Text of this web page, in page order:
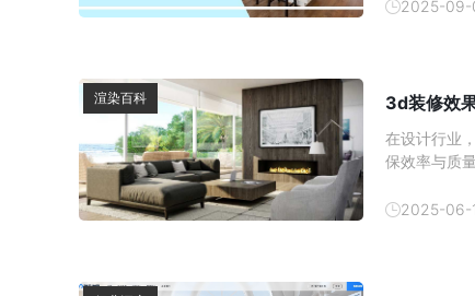
2025-09-
渲染百科 3d装修效
在设计行业
保效率与质
果图的渲染
2025-06-